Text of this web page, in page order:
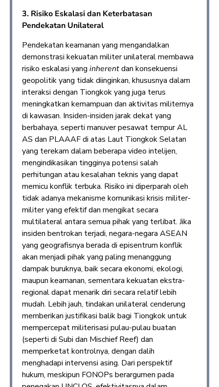
3. Risiko Eskalasi dan Keterbatasan
Pendekatan Unilateral
Pendekatan keamanan yang mengandalkan
demonstrasi kekuatan militer unilateral membawa
risiko eskalasi yang inherentdan konsekuensi
geopolitik yang tidak diinginkan, khususnya dalam
interaksi dengan Tiongkok yang juga terus
meningkatkan kemampuan dan aktivitas militernya
di kawasan. Insiden-insiden jarak dekat yang
berbahaya, seperti manuver pesawat tempur AL
AS dan PLAAAF di atas Laut Tiongkok Selatan
yang terekam dalam beberapa video intelijen,
mengindikasikan tingginya potensi salah
perhitungan atau kesalahan teknis yang dapat
memicu konflik terbuka. Risiko ini diperparah oleh
tidak adanya mekanisme komunikasi krisis militer-
militer yang efektif dan mengikat secara
multilateral antara semua pihak yang terlibat. Jika
insiden bentrokan terjadi, negara-negara ASEAN
yang geografisnya berada di episentrum konflik
akan menjadi pihak yang paling menanggung
dampak buruknya, baik secara ekonomi, ekologi,
maupun keamanan, sementara kekuatan ekstra-
regional dapat menarik diri secara relatif lebih
mudah. Lebih jauh, tindakan unilateral cenderung
memberikan justifikasi balik bagi Tiongkok untuk
mempercepat militerisasi pulau-pulau buatan
(seperti di Subi dan Mischief Reef) dan
memperketat kontrolnya, dengan dalih
menghadapi intervensi asing. Dari perspektif
hukum, meskipun FONOPs berargumen pada